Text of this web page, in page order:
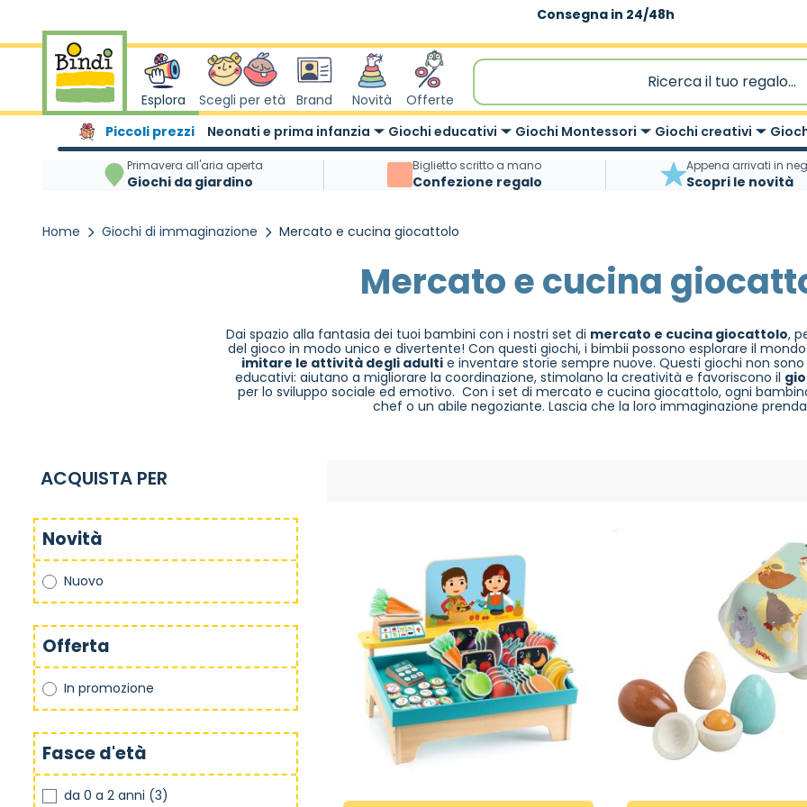
Spedizione gratuita|sopra 59,90€
Salta al contenuto
Esplora
Piccoli prezzi
Neonati e prima infanzia Giochi educativi Giochi Montessori Giochi creativi
Scegli per età Brand Novità Offerte
Primavera all'aria aperta
Giochi da giardino
Biglietto scritto a mano
Confezione regalo
Appena arrivati in
Scopri le novità
Home Giochi di immaginazione Mercato e cucina giocattolo
Mercato e cucina
Dai spazio alla fantasia dei tuoi bambini con i nostri set di mercato e cucina giocattolo,
del gioco in modo unico e divertente! Con questi giochi, i bimbii possono esplorare il
imitare le attività degli adulti e inventare storie sempre nuove. Questi giochi non
educativi: aiutano a migliorare la coordinazione, stimolano la creatività e favoriscono il
per lo sviluppo sociale ed emotivo. Con i set di mercato e cucina giocattolo, ogni
chef o un abile negoziante. Lascia che la loro immaginazione
ACQUISTA PER
Novità
Nuovo
Offerta
In promozione
Fasce d'età
da 0 a 2 anni (3)